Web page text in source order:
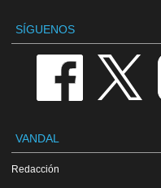
SÍGUENOS
VANDAL
Redacción